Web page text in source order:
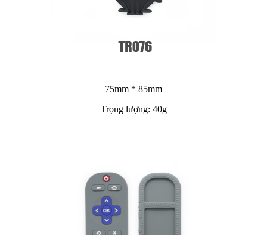
75mm * 85mm
Trọng lượng: 40g